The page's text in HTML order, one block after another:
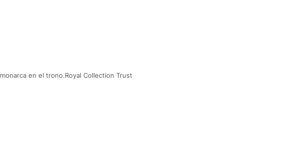
en el trono.Royal Collection Trust